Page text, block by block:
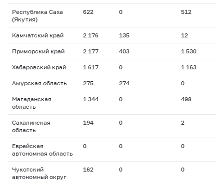
Республика Саха
(Якутия)
622 0 512
Камчатский край 2 176 135 12
Приморский край 2 177 403 1 530
Хабаровский край 1 617 0 1 163
Амурская область 275 274 0
Магаданская
область
1 344 0 498
Сахалинская
область
194 0 2
Еврейская
автономная область
0 0 0
Чукотский
автономный округ
162 0 0